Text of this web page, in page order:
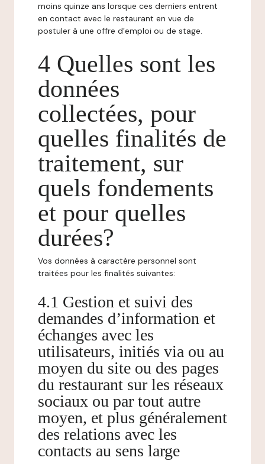
moins quinze ans lorsque ces derniers entrent
en contact avec le restaurant en vue de
postuler à une offre d’emploi ou de stage.
4 Quelles sont les
données
collectées, pour
quelles finalités de
traitement, sur
quels fondements
et pour quelles
durées?
Vos données à caractère personnel sont
traitées pour les finalités suivantes:
4.1 Gestion et suivi des
demandes d’information et
échanges avec les
utilisateurs, initiés via ou au
moyen du site ou des pages
du restaurant sur les réseaux
sociaux ou par tout autre
moyen, et plus généralement
des relations avec les
contacts au sens large